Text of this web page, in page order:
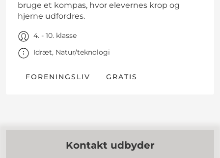
bruge et kompas, hvor elevernes krop og
hjerne udfordres.
4. - 10. klasse
Idræt, Natur/teknologi
FORENINGSLIV GRATIS
Kontakt udbyder